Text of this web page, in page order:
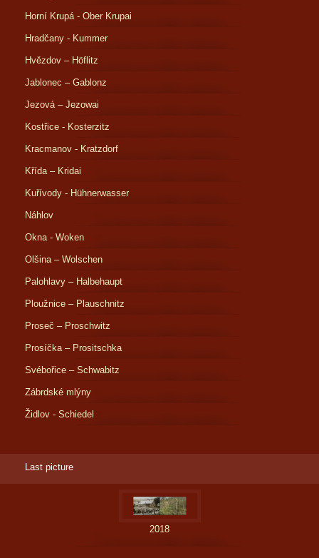
Horní Krupá - Ober Krupai
Hradčany - Kummer
Hvězdov – Höflitz
Jablonec – Gablonz
Jezová – Jezowai
Kostřice - Kosterzitz
Kracmanov - Kratzdorf
Křída – Kridai
Kuřívody - Hühnerwasser
Náhlov
Okna - Woken
Olšina – Wolschen
Palohlavy – Halbehaupt
Ploužnice – Plauschnitz
Proseč – Proschwitz
Prosíčka – Prositschka
Svébořice – Schwabitz
Zábrdské mlýny
Židlov - Schiedel
Last picture
2018